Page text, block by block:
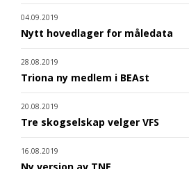
04.09.2019
Nytt hovedlager for måledata
28.08.2019
Triona ny medlem i BEAst
20.08.2019
Tre skogselskap velger VFS
16.08.2019